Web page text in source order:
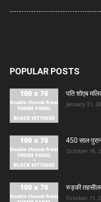
POPULAR POSTS
पति शोएब
January 21,
450 साल
October 19,
रुड़की
October 11,